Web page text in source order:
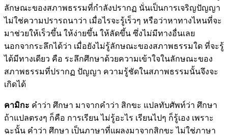
ลักษณะของสภาพธรรมที่กำลังปรากฏ นั่นเป็นการเจริญปัญญา
ไม่ใช่ความปรารถนาว่า เมื่อไรจะรู้เร็วๆ หรือว่าหาทางไหนที่จะ
มาช่วยให้เร็วขึ้น ให้ง่ายขึ้น ให้ลัดขึ้น ซึ่งไม่มีทางอื่นเลย
นอกจากระลึกได้ว่า เมื่อยังไม่รู้ลักษณะของสภาพธรรมใด ที่จะรู้
ได้มีทางเดียว คือ ระลึกศึกษาด้วยความเข้าใจในลักษณะของ
สภาพธรรมที่ปรากฏ ปัญญา ความรู้ชัดในสภาพธรรมนั้นจึงจะ
เกิดได้
คามิกะ คำว่า ศึกษา มาจากคำว่า สิกขะ แปลทับศัพท์ว่า ศึกษา
ถ้าแปลตรงๆ ก็คือ การเรียน ไม่รู้อะไร เรียนไปๆ ก็รู้เอง เพราะ
ฉะนั้น คำว่า ศึกษา เป็นภาษาที่แผลงมาจากสิกขะ ไม่ใช่ภาษา